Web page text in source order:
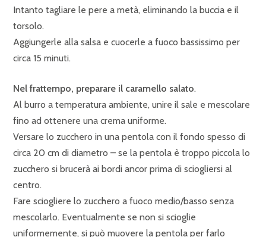
Intanto tagliare le pere a metà, eliminando la buccia e il
torsolo.
Aggiungerle alla salsa e cuocerle a fuoco bassissimo per
circa 15 minuti.
Nel frattempo, preparare il caramello salato.
Al burro a temperatura ambiente, unire il sale e mescolare
fino ad ottenere una crema uniforme.
Versare lo zucchero in una pentola con il fondo spesso di
circa 20 cm di diametro – se la pentola è troppo piccola lo
zucchero si brucerà ai bordi ancor prima di sciogliersi al
centro.
Fare sciogliere lo zucchero a fuoco medio/basso senza
mescolarlo. Eventualmente se non si scioglie
uniformemente, si può muovere la pentola per farlo